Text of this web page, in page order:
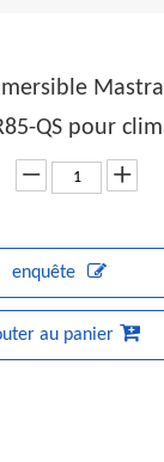
QS pour
enquête
au panier